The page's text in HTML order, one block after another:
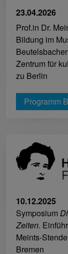
23.04.2026
Prof.in Dr.
Bildung im
Zentrum für
zu Berlin
Programm
10.12.2025
Symposium
Zeiten.
Meints-
Bremen